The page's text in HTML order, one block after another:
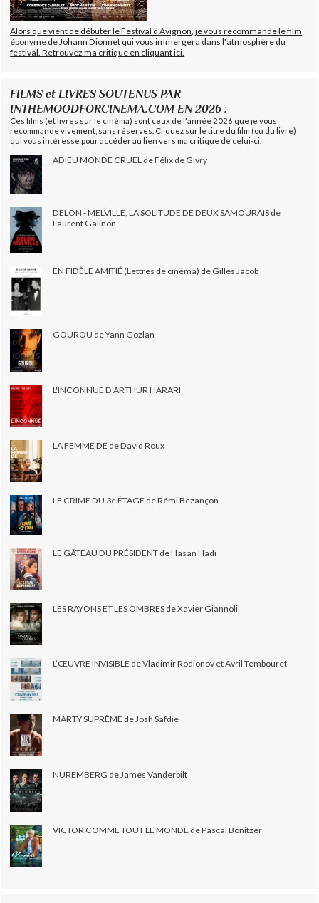
Alors que vient de débuter le Festival d'Avignon, je vous recommande le film
éponyme de Johann Dionnet qui vous immergera dans l'atmosphère du
festival. Retrouvez ma critique en cliquant ici.
FILMS et LIVRES SOUTENUS PAR
INTHEMOODFORCINEMA.COM EN 2026 :
Ces films (et livres sur le cinéma) sont ceux de l'année 2026 que je vous
recommande vivement, sans réserves. Cliquez sur le titre du film (ou du livre)
qui vous intéresse pour accéder au lien vers ma critique de celui-ci.
ADIEU MONDE CRUEL de Félix de Givry
DELON - MELVILLE, LA SOLITUDE DE DEUX SAMOURAÏS de
Laurent Galinon
EN FIDÈLE AMITIÉ (Lettres de cinéma) de Gilles Jacob
GOUROU de Yann Gozlan
L'INCONNUE D'ARTHUR HARARI
LA FEMME DE de David Roux
LE CRIME DU 3e ÉTAGE de Rémi Bezançon
LE GÂTEAU DU PRÉSIDENT de Hasan Hadi
LES RAYONS ET LES OMBRES de Xavier Giannoli
L’ŒUVRE INVISIBLE de Vladimir Rodionov et Avril Tembouret
MARTY SUPRÊME de Josh Safdie
NUREMBERG de James Vanderbilt
VICTOR COMME TOUT LE MONDE de Pascal Bonitzer